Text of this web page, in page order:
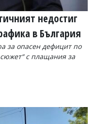
недостиг
в България
за опасен дефицит по
с плащания за